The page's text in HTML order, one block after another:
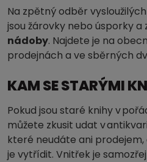
Na zpětný odběr
jsou žárovky nebo úsporky a
nádoby. Najdete je na
prodejnách a ve sběrných
KAM SE STARÝMI
Pokud jsou staré knihy v
můžete zkusit udat v
které neudáte ani prodejem,
je vytřídit. Vnitřek je